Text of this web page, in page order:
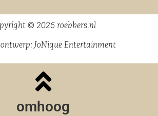
© 2026 roebbers.nl
JoNique Entertainment
omhoog